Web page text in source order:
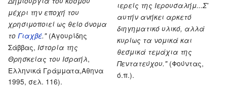
μέχρι την εποχή του
χρησιμοποιεί ως θείο όνομα
το Γιαχβέ."(Αγουρίδης
Σάββας, Ιστορία της
Θρησκείας του Ισραήλ,
Ελληνικά Γράμματα,Αθηνα
1995, σελ. 116).
ιερείς της Ιερουσαλήμ...Σ'
αυτήν ανήκει αρκετό
διηγηματικό υλικό, αλλά
κυρίως τα νομικά και
θεσμικά τεμάχια της
Πεντατεύχου."(Φούντας,
ό.π.).